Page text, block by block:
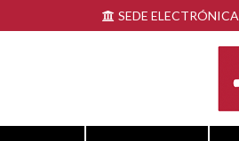
al
SEDE ELECTRÓNICA